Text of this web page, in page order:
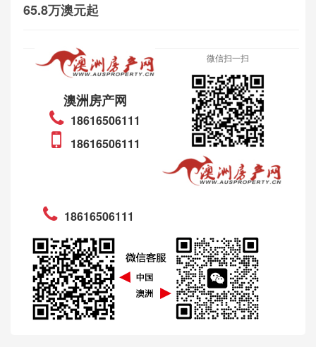
65.8万澳元起
澳洲房产网
18616506111
18616506111
微信扫一扫
18616506111